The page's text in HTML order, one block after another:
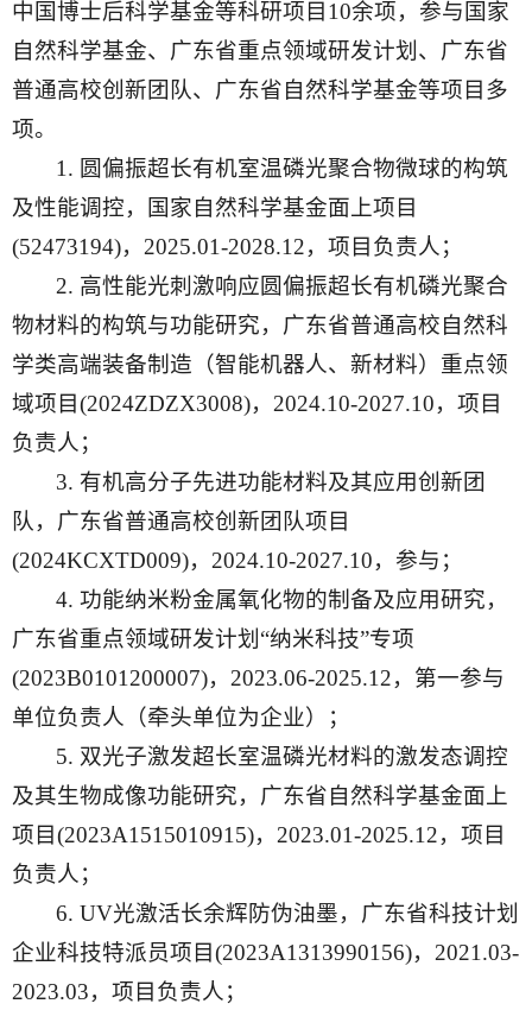
中国博士后科学基金等科研项目10余项，参与国家
自然科学基金、广东省重点领域研发计划、广东省
普通高校创新团队、广东省自然科学基金等项目多
项。
1. 圆偏振超长有机室温磷光聚合物微球的构筑
及性能调控，国家自然科学基金面上项目
(52473194)，2025.01-2028.12，项目负责人；
2. 高性能光刺激响应圆偏振超长有机磷光聚合
物材料的构筑与功能研究，广东省普通高校自然科
学类高端装备制造（智能机器人、新材料）重点领
域项目(2024ZDZX3008)，2024.10-2027.10，项目
负责人；
3. 有机高分子先进功能材料及其应用创新团
队，广东省普通高校创新团队项目
(2024KCXTD009)，2024.10-2027.10，参与；
4. 功能纳米粉金属氧化物的制备及应用研究，
广东省重点领域研发计划“纳米科技”专项
(2023B0101200007)，2023.06-2025.12，第一参与
单位负责人（牵头单位为企业）；
5. 双光子激发超长室温磷光材料的激发态调控
及其生物成像功能研究，广东省自然科学基金面上
项目(2023A1515010915)，2023.01-2025.12，项目
负责人；
6. UV光激活长余辉防伪油墨，广东省科技计划
企业科技特派员项目(2023A1313990156)，2021.03-
2023.03，项目负责人；